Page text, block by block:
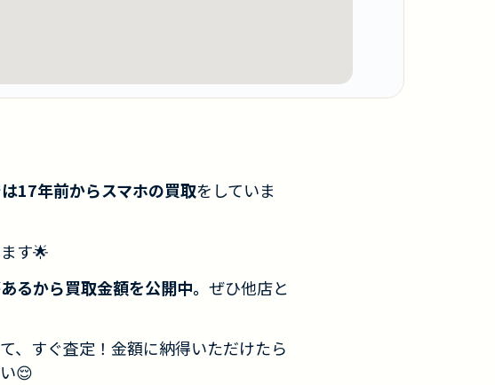
17年前からスマホの買取をしていま
す🌟
るから買取金額を公開中。 ぜひ他店と
、すぐ査定！金額に納得いただけたら
😌